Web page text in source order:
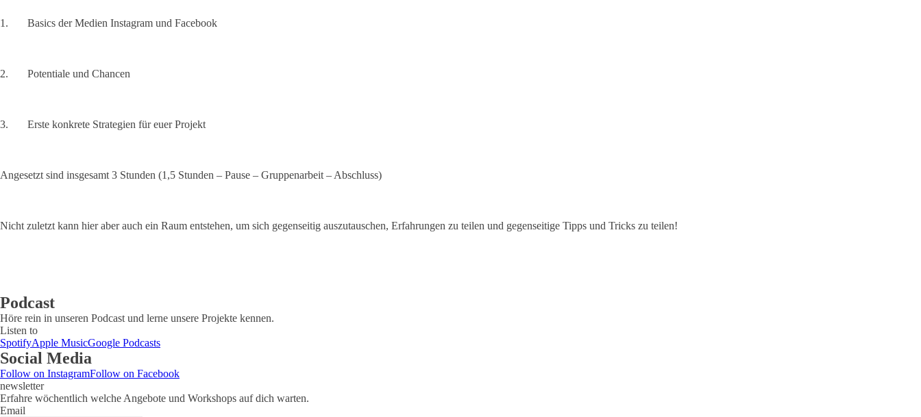
1. Basics der Medien Instagram und Facebook
2. Potentiale und Chancen
3. Erste konkrete Strategien für euer Projekt
Angesetzt sind insgesamt 3 Stunden (1,5 Stunden – Pause – Gruppenarbeit – Abschluss)
Nicht zuletzt kann hier aber auch ein Raum entstehen, um sich gegenseitig auszutauschen, Erfahrungen zu teilen und gegenseitige Tipps und Tricks zu teilen!
Podcast
Höre rein in unseren Podcast und lerne unsere Projekte kennen.
Listen to
SpotifyApple MusicGoogle Podcasts
Social Media
Follow on InstagramFollow on Facebook
newsletter
Erfahre wöchentlich welche Angebote und Workshops auf dich warten.
Email